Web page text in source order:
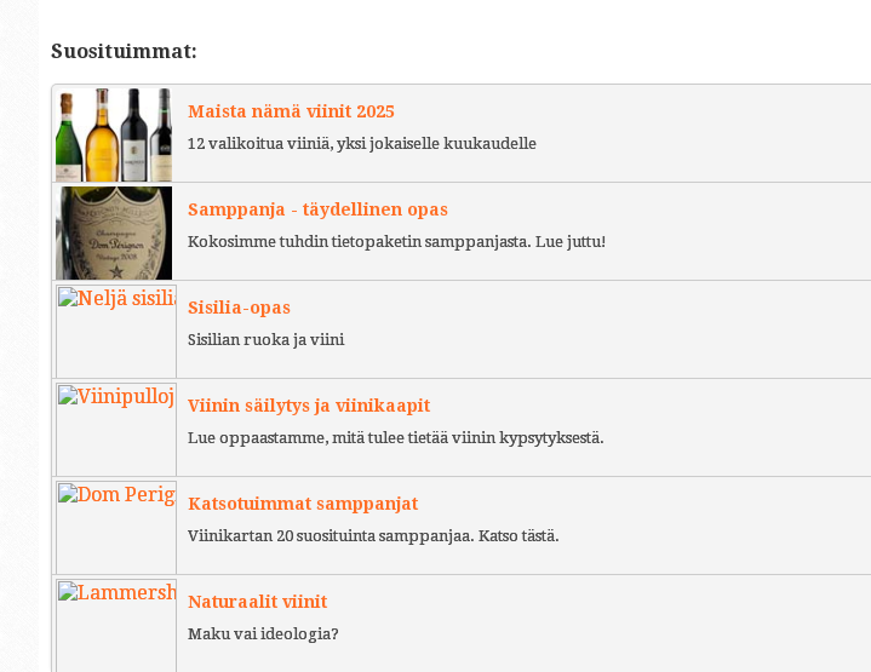
Suosituimmat:
Maista nämä viinit 2025
12 valikoitua viiniä, yksi jokaiselle kuukaudelle
Samppanja - täydellinen opas
Kokosimme tuhdin tietopaketin samppanjasta. Lue juttu!
Sisilia-opas
Sisilian ruoka ja viini
Viinin säilytys ja viinikaapit
Lue oppaastamme, mitä tulee tietää viinin kypsytyksestä.
Katsotuimmat samppanjat
Viinikartan 20 suosituinta samppanjaa. Katso tästä.
Naturaalit viinit
Maku vai ideologia?